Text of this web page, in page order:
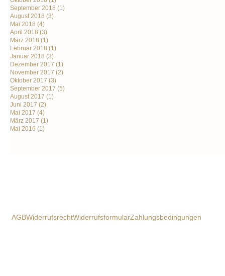
September 2018 (1)
August 2018 (3)
Mai 2018 (4)
April 2018 (3)
März 2018 (1)
Februar 2018 (1)
Januar 2018 (3)
Dezember 2017 (1)
November 2017 (2)
Oktober 2017 (3)
September 2017 (5)
August 2017 (1)
Juni 2017 (2)
Mai 2017 (4)
März 2017 (1)
Mai 2016 (1)
AGBWiderrufsrechtWiderrufsformularZahlungsbedingungen